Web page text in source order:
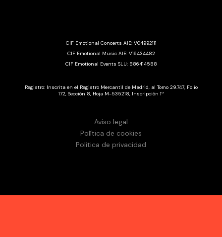
CIF Emotional Concerts AIE: V04992111
CIF Emotional Music AIE: V16434482
CIF Emotional Events SLU: B86414588
Registro: Inscrita en el Registro Mercantil de Madrid, al Tomo 29.747, Folio
172, Sección 8, Hoja M-535218, Inscripción 1ª
Aviso legal
Política de cookies
Política de privacidad